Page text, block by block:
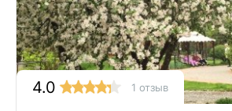
4.0 1 отзыв